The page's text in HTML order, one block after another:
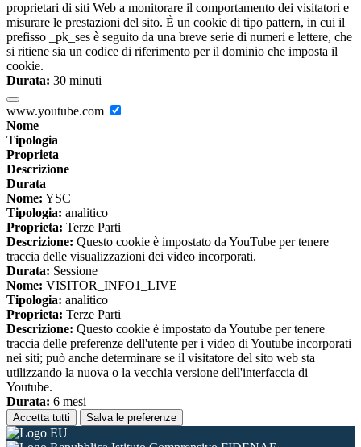
proprietari di siti Web a monitorare il comportamento dei visitatori e
misurare le prestazioni del sito. È un cookie di tipo pattern, in cui il
prefisso _pk_ses è seguito da una breve serie di numeri e lettere, che
si ritiene sia un codice di riferimento per il dominio che imposta il
cookie.
Durata: 30 minuti
www.youtube.com
Nome
Tipologia
Proprieta
Descrizione
Durata
Nome: YSC
Tipologia: analitico
Proprieta: Terze Parti
Descrizione: Questo cookie è impostato da YouTube per tenere
traccia delle visualizzazioni dei video incorporati.
Durata: Sessione
Nome: VISITOR_INFO1_LIVE
Tipologia: analitico
Proprieta: Terze Parti
Descrizione: Questo cookie è impostato da Youtube per tenere
traccia delle preferenze dell'utente per i video di Youtube incorporati
nei siti; può anche determinare se il visitatore del sito web sta
utilizzando la nuova o la vecchia versione dell'interfaccia di
Youtube.
Durata: 6 mesi
Accetta tutti Salva le preferenze